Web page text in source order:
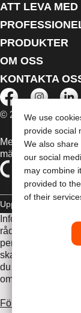
We use
provide social
We also
our social
may combine
provided to
of their
ATT LEVA MED
PRODUKTER
OM OSS
KONTAKTA
© 2026 Dansac A/
Medicintekniska
märkta med
Upphovsrätt
Informationen
rådgivning och är
personliga läkare
ska inte användas
du är i en akut
omedelbart söka
Före användning